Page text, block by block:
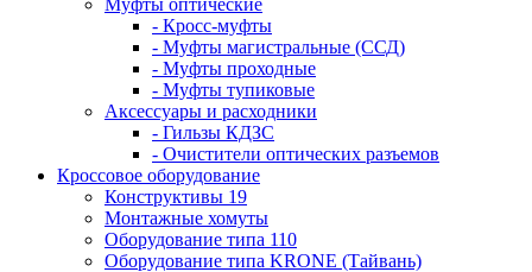
Муфты оптические
- Кросс-муфты
- Муфты магистральные (ССД)
- Муфты проходные
- Муфты тупиковые
Аксессуары и расходники
- Гильзы КДЗС
- Очистители оптических разъемов
Кроссовое оборудование
Конструктивы 19
Монтажные хомуты
Оборудование типа 110
Оборудование типа KRONE (Тайвань)